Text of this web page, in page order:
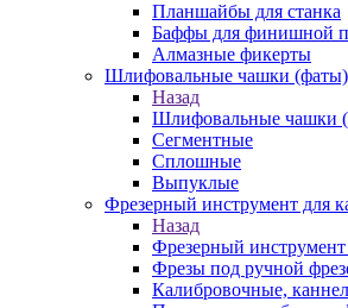
Планшайбы для станка
Баффы для финишной
Алмазные фикерты
Шлифовальные чашки (фаты)
Назад
Шлифовальные чашки
Сегментные
Сплошные
Выпуклые
Фрезерный инструмент для
Назад
Фрезерный
Фрезы под ручной
Калибровочные,